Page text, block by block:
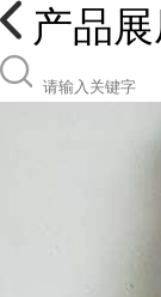
产品